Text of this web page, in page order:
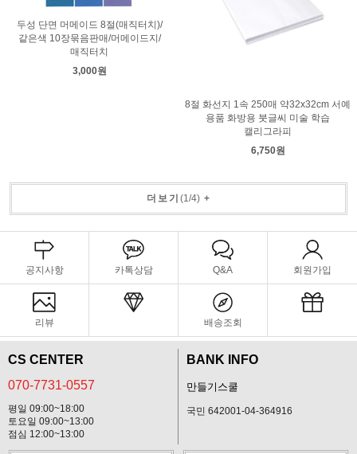
두성 단면 머메이드 8절(매직터치)/
같은색 10장묶음판매/머메이드지/
매직터치
3,000원
8절 화선지 1속 250매 약32x32cm 서예
용품 화방용 붓글씨 미술 학습
캘리그라피
6,750원
더보기 (1/4)+
공지사항 카톡상담 Q&A 회원가입
리뷰 배송조회
CS CENTER
070-7731-0557
평일 09:00~18:00
토요일 09:00~13:00
점심 12:00~13:00
BANK INFO
만들기스쿨
국민 642001-04-364916